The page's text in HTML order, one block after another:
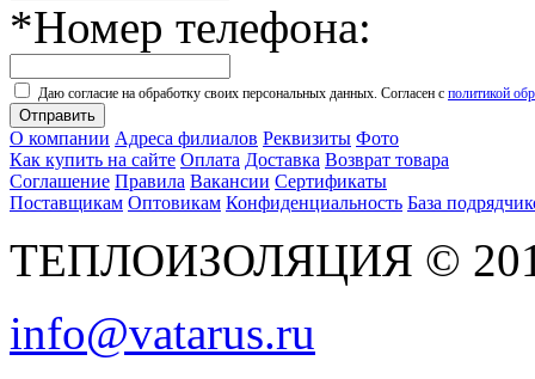
*Номер телефона:
Даю согласие на обработку своих персональных данных. Согласен с политикой
Отправить
О компании Адреса филиалов Реквизиты Фото
Как купить на сайте Оплата Доставка Возврат товара
Соглашение Правила Вакансии Сертификаты
Поставщикам Оптовикам Конфиденциальность База
ТЕПЛОИЗОЛЯЦИЯ ©
info@vatarus.ru